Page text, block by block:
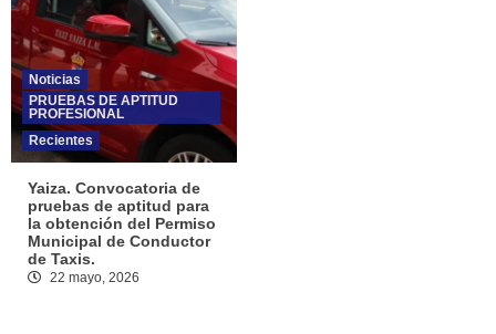
Noticias
PRUEBAS DE APTITUD
PROFESIONAL
Recientes
Yaiza. Convocatoria de
pruebas de aptitud para
la obtención del Permiso
Municipal de Conductor
de Taxis.
22 mayo, 2026